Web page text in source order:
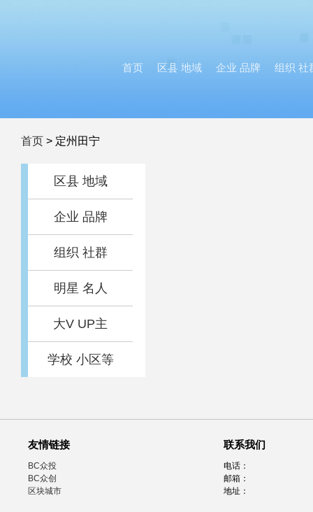
首页 区县 地域 企业 品牌 组织 社
首页 > 定州田宁
区县 地域
企业 品牌
组织 社群
明星 名人
大V UP主
学校 小区等
友情链接
BC众投
BC众创
区块城市
联系我们
电话：
邮箱：
地址：